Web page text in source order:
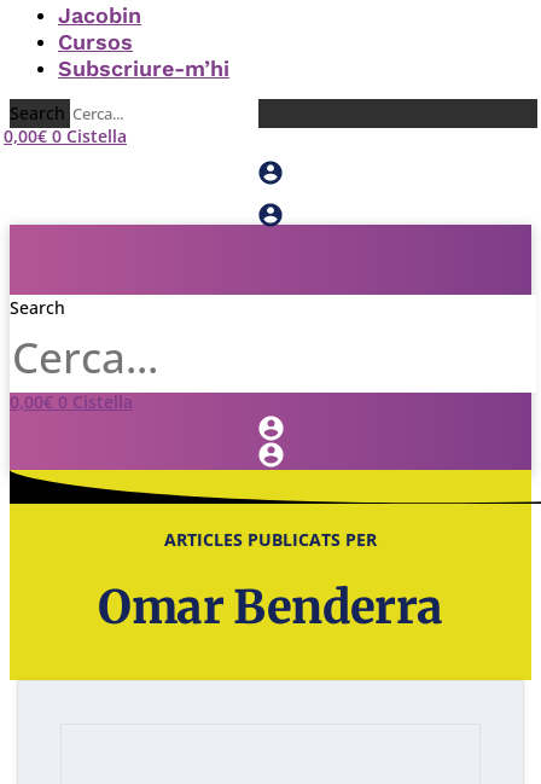
Jacobin
Cursos
Subscriure-m’hi
Search
0,00€ 0 Cistella
Search
0,00€ 0 Cistella
ARTICLES PUBLICATS PER
Omar Benderra